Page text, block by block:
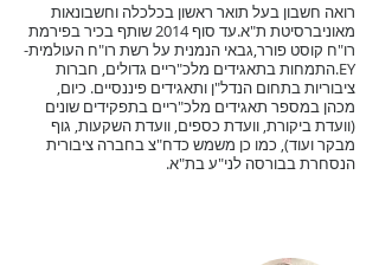
רואה חשבון בעל תואר ראשון בכלכלה וחשבונאות
מאוניברסיטת ת"א.עד סוף 2014 שותף בכיר בפירמת
רו"ח קוסט פורר,גבאי הנמנית על רשת רו"ח העולמית-
EY.התמחות בתאגידים מלכ"ריים גדולים, חברות
ציבוריות בתחום הנדל"ן ותאגידים פיננסיים. כיום,
מכהן במספר תאגידים מלכ"ריים בתפקידים שונים
(וועדת ביקורת, וועדת כספים, וועדת השקעות, גוף
מבקר ועוד), כמו כן משמש כדח"צ בחברה ציבורית
הנסחרת בבורסה לני"ע בת"א.